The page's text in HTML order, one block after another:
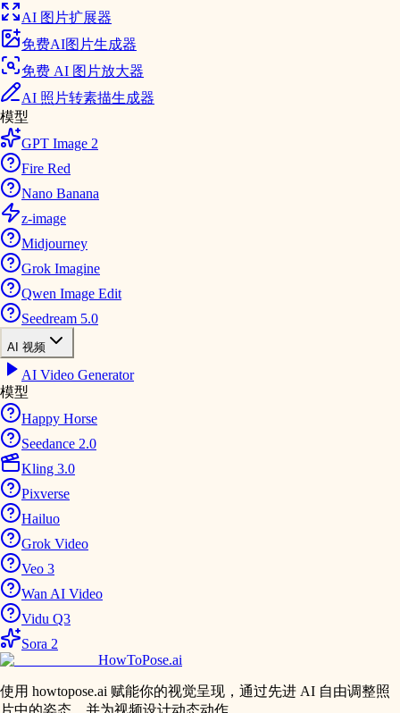
AI 图片扩展器
免费AI图片生成器
免费 AI 图片放大器
AI 照片转素描生成器
模型
GPT Image 2
Fire Red
Nano Banana
z-image
Midjourney
Grok Imagine
Qwen Image Edit
Seedream 5.0
AI 视频
AI Video Generator
模型
Happy Horse
Seedance 2.0
Kling 3.0
Pixverse
Hailuo
Grok Video
Veo 3
Wan AI Video
Vidu Q3
Sora 2
HowToPose.ai
使用 howtopose.ai 赋能你的视觉呈现，通过先进 AI 自由调整照